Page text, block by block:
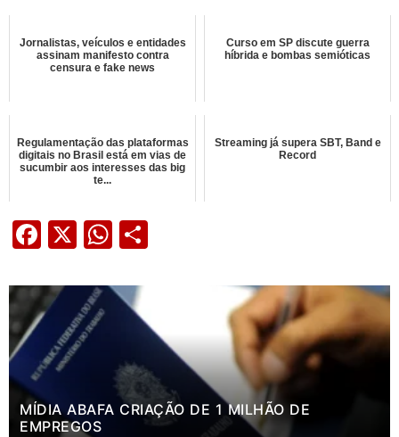
Jornalistas, veículos e entidades
assinam manifesto contra
censura e fake news
Curso em SP discute guerra
híbrida e bombas semióticas
Regulamentação das plataformas
digitais no Brasil está em vias de
sucumbir aos interesses das big
te...
Streaming já supera SBT, Band e
Record
Facebook
X WhatsApp
MÍDIA ABAFA CRIAÇÃO DE 1 MILHÃO DE
EMPREGOS